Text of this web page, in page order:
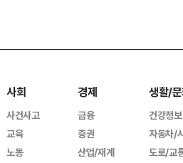
사회
사건사고
교육
노동
경제
금융
증권
산업/재계
생활/
건강정보
자동차/
도로/교